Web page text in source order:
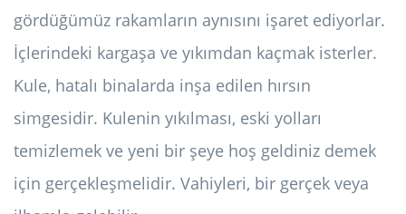
gördüğümüz rakamların aynısını işaret ediyorlar.
İçlerindeki kargaşa ve yıkımdan kaçmak isterler.
Kule, hatalı binalarda inşa edilen hırsın
simgesidir. Kulenin yıkılması, eski yolları
temizlemek ve yeni bir şeye hoş geldiniz demek
için gerçekleşmelidir. Vahiyleri, bir gerçek veya